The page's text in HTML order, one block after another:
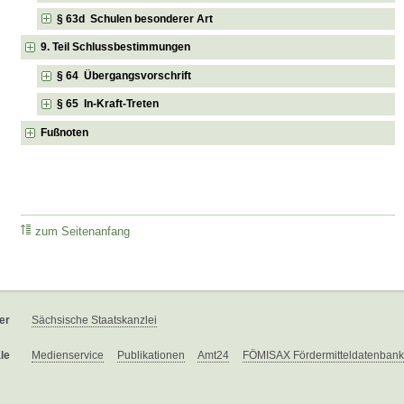
§ 63d Schulen besonderer Art
9. Teil Schlussbestimmungen
§ 64 Übergangsvorschrift
§ 65 In-Kraft-Treten
Fußnoten
zum Seitenanfang
Sächsische Staatskanzlei
Medienservice Publikationen Amt24 FÖMISAX Fördermitteldatenbank